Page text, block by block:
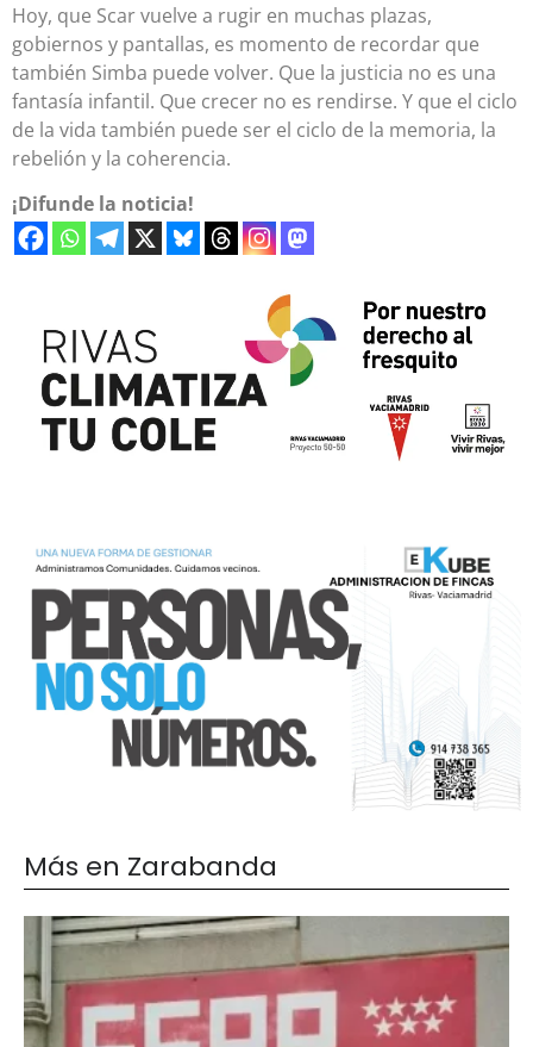
Hoy, que Scar vuelve a rugir en muchas plazas,
gobiernos y pantallas, es momento de recordar que
también Simba puede volver. Que la justicia no es una
fantasía infantil. Que crecer no es rendirse. Y que el ciclo
de la vida también puede ser el ciclo de la memoria, la
rebelión y la coherencia.
¡Difunde la noticia!
Más en Zarabanda